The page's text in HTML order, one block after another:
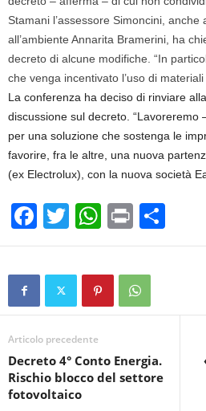
Stamani l’assessore Simoncini, anche
all’ambiente Annarita Bramerini, ha
decreto di alcune modifiche. “In
che venga incentivato l’uso di materiali
La conferenza ha deciso di rinviare
discussione sul decreto. “Lavoreremo
per una soluzione che sostenga le
favorire, fra le altre, una nuova
(ex Electrolux), con la nuova società
F
a
c
b
o
o
k
T
wi
tt
W
h
at
s
A
p
Pr
in
t
o
vi
Articolo precedente
Decreto 4° Conto Energia.
Rischio blocco del settore
fotovoltaico